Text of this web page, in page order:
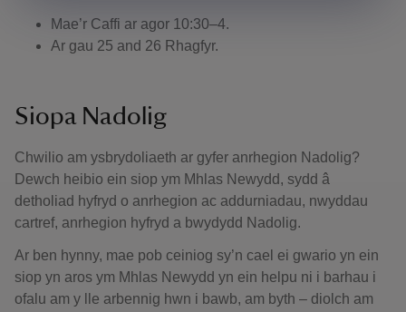
Mae’r Caffi ar agor 10:30–4.
Ar gau 25 and 26 Rhagfyr.
Siopa Nadolig
Chwilio am ysbrydoliaeth ar gyfer anrhegion Nadolig?
Dewch heibio ein siop ym Mhlas Newydd, sydd â
detholiad hyfryd o anrhegion ac addurniadau, nwyddau
cartref, anrhegion hyfryd a bwydydd Nadolig.
Ar ben hynny, mae pob ceiniog sy’n cael ei gwario yn ein
siop yn aros ym Mhlas Newydd yn ein helpu ni i barhau i
ofalu am y lle arbennig hwn i bawb, am byth – diolch am